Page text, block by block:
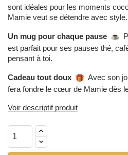
sont idéales pour les moments
Mamie veut se détendre avec style.
Un mug pour chaque pause
est parfait pour ses pauses thé,
pensant à toi.
Cadeau tout doux
Avec son
fera fondre le cœur de Mamie dès
Voir descriptif produit